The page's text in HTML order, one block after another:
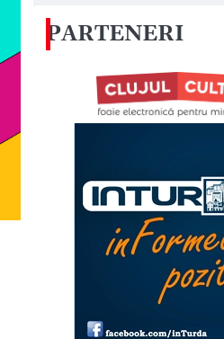
PARTENERI